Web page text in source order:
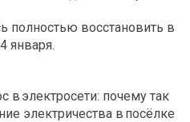
полностью восстановить в
января.
в электросети: почему так
электричества в посёлке